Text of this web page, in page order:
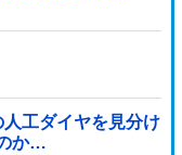
工ダイヤを見分け
か…